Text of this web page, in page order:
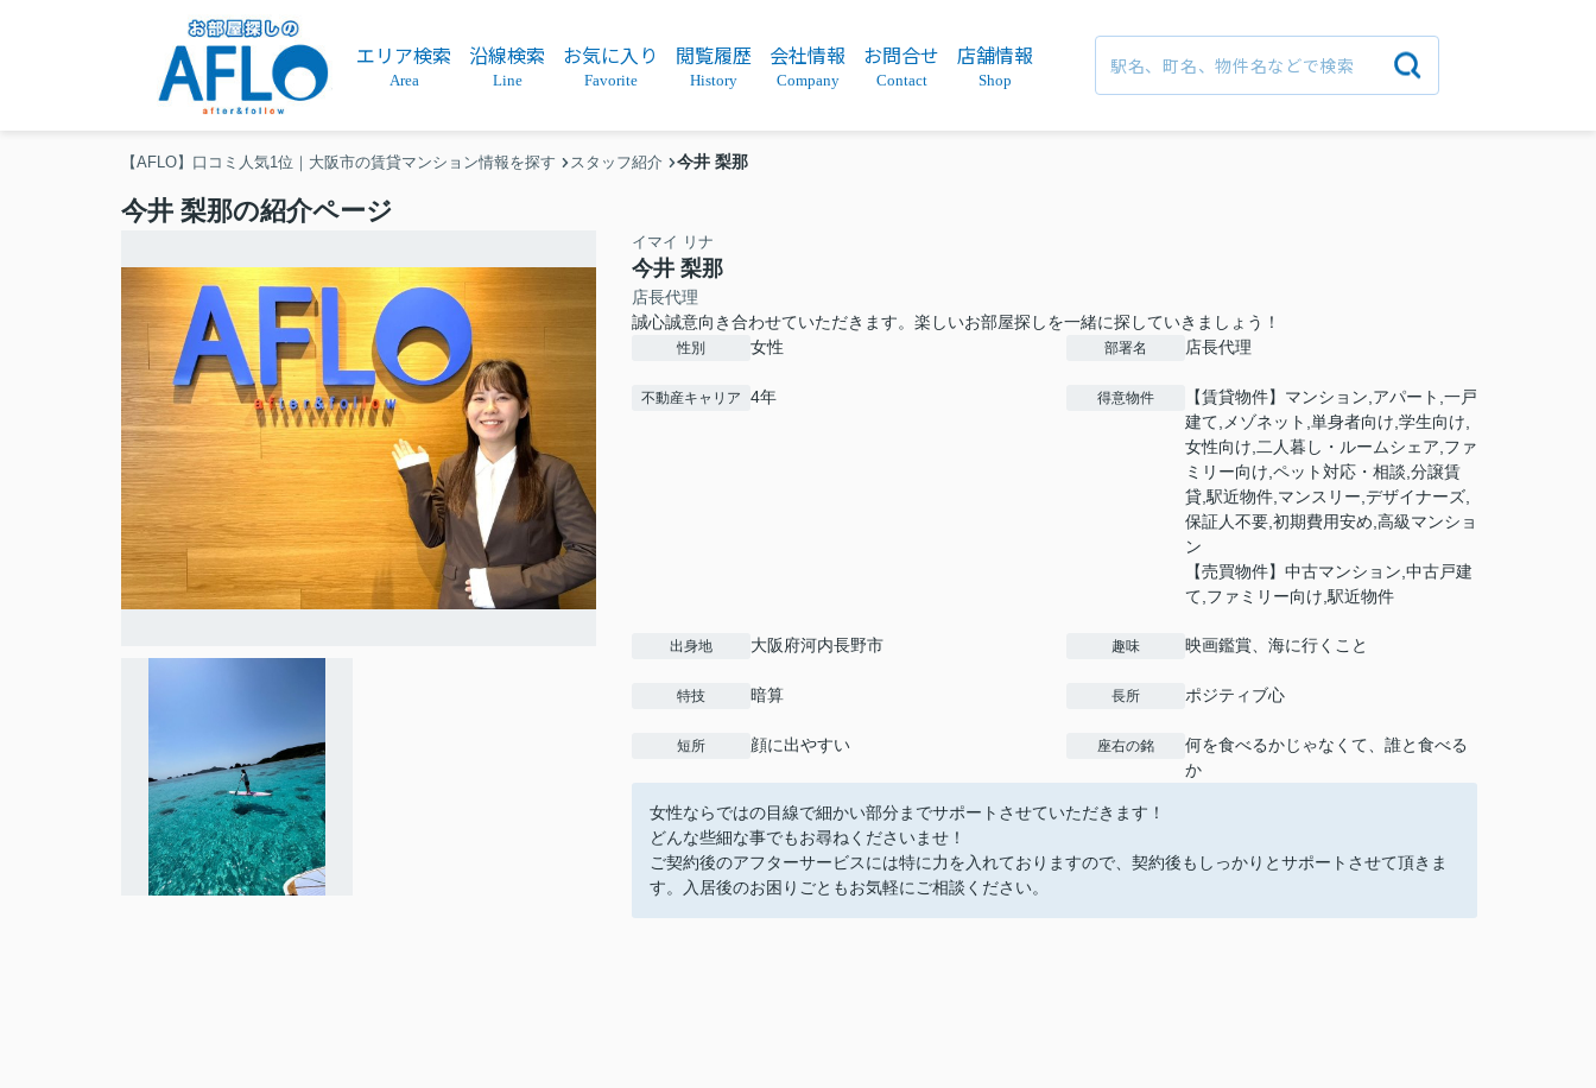
エリア検索
Area
沿線検索
Line
お気に入り
Favorite
閲覧履歴
History
会社情報
Company
お問合せ
Contact
店舗情報
Shop
【AFLO】口コミ人気1位｜大阪市の賃貸マンション情報を探す スタッフ紹介 今井 梨那
今井 梨那の紹介ページ
イマイ リナ
今井 梨那
店長代理
誠心誠意向き合わせていただきます。楽しいお部屋探しを一緒に探していきましょう！
性別 女性 部署名 店長代理
不動産キャリア 4年 得意物件
【賃貸物件】マンション,アパート,一戸
建て,メゾネット,単身者向け,学生向け,
女性向け,二人暮し・ルームシェア,ファ
ミリー向け,ペット対応・相談,分譲賃
貸,駅近物件,マンスリー,デザイナーズ,
保証人不要,初期費用安め,高級マンショ
ン
【売買物件】中古マンション,中古戸建
て,ファミリー向け,駅近物件
出身地 大阪府河内長野市 趣味 映画鑑賞、海に行くこと
特技 暗算 長所 ポジティブ心
短所 顔に出やすい 座右の銘
何を食べるかじゃなくて、誰と食べる
か
女性ならではの目線で細かい部分までサポートさせていただきます！
どんな些細な事でもお尋ねくださいませ！
ご契約後のアフターサービスには特に力を入れておりますので、契約後もしっかりとサポートさせて頂きま
す。入居後のお困りごともお気軽にご相談ください。